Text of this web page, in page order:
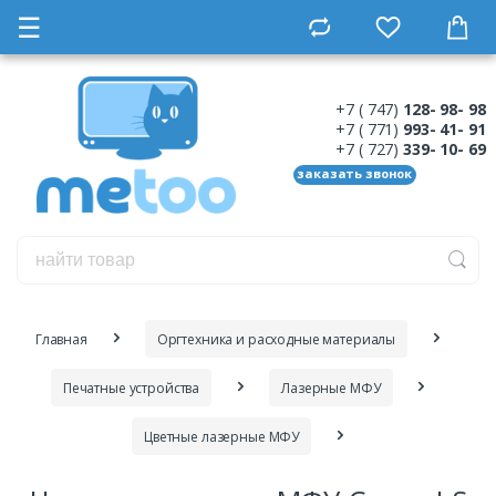
☰
+7 ( 747) 128- 98- 98
+7 ( 771) 993- 41- 91
+7 ( 727) 339- 10- 69
заказать звонок
Главная Оргтехника и расходные материалы
Печатные устройства Лазерные МФУ
Цветные лазерные МФУ